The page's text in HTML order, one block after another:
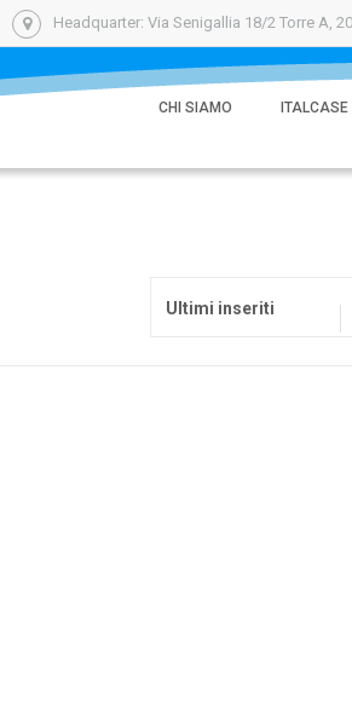
Headquarter: Via Senigallia 18/2 Torre A,
CHI SIAMO
Ultimi inseriti